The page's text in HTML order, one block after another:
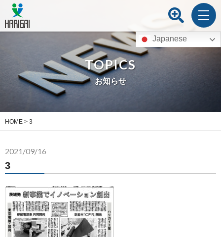
Japanese
TOPICS
お知らせ
HOME > 3
2021/09/16
3